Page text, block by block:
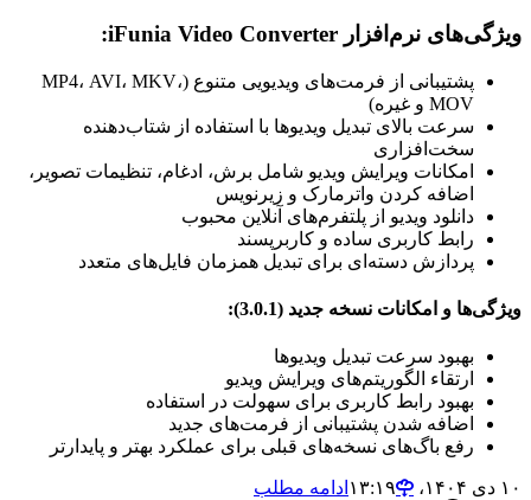
ویژگی‌های نرم‌افزار iFunia Video Converter:
پشتیبانی از فرمت‌های ویدیویی متنوع (MP4، AVI، MKV،
MOV و غیره)
سرعت بالای تبدیل ویدیوها با استفاده از شتاب‌دهنده
سخت‌افزاری
امکانات ویرایش ویدیو شامل برش، ادغام، تنظیمات تصویر،
اضافه کردن واترمارک و زیرنویس
دانلود ویدیو از پلتفرم‌های آنلاین محبوب
رابط کاربری ساده و کاربرپسند
پردازش دسته‌ای برای تبدیل همزمان فایل‌های متعدد
ویژگی‌ها و امکانات نسخه جدید (3.0.1):
بهبود سرعت تبدیل ویدیوها
ارتقاء الگوریتم‌های ویرایش ویدیو
بهبود رابط کاربری برای سهولت در استفاده
اضافه شدن پشتیبانی از فرمت‌های جدید
رفع باگ‌های نسخه‌های قبلی برای عملکرد بهتر و پایدارتر
۱۰ دی ۱۴۰۴،‏ ۱۳:۱۹
ادامه مطلب